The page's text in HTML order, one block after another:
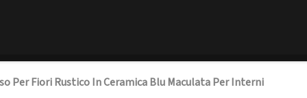
Per Fiori Rustico In Ceramica Blu Maculata Per Interni